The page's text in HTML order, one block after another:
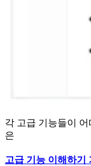
각 고급 기능들이
은
고급 기능 이해하기